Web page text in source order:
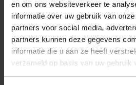
en om ons websiteverkeer te
informatie over uw gebruik van
partners voor social media,
partners kunnen deze gegevens
informatie die u aan ze heeft
verzameld op basis van uw gebruik
meetapparatuur
Bediening: Via touchscreen of
data-analyse en exportmogelijkheden
Interfaces: USB, LAN, WLAN, RS-